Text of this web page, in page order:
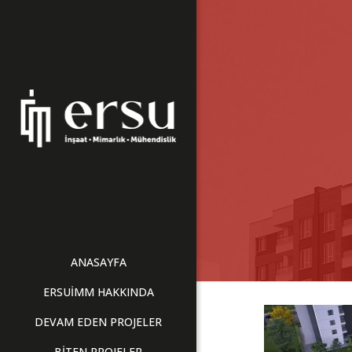
ANASAYFA
ERSUİMM HAKKINDA
DEVAM EDEN PROJELER